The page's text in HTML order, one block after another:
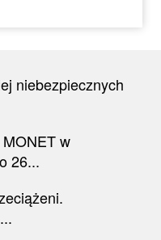
niebezpiecznych
w
26...